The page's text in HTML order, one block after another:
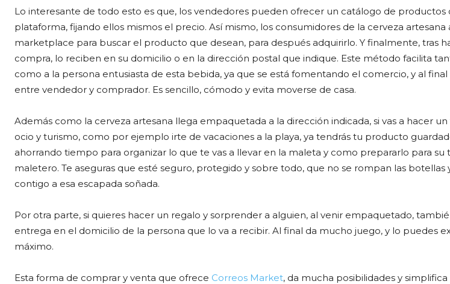
Lo interesante de todo esto es que, los vendedores pueden ofrecer un catálogo de productos
plataforma, fijando ellos mismos el precio. Así mismo, los consumidores de la cerveza artesana
marketplace para buscar el producto que desean, para después adquirirlo. Y finalmente, tras
compra, lo reciben en su domicilio o en la dirección postal que indique. Este método facilita
como a la persona entusiasta de esta bebida, ya que se está fomentando el comercio, y al
entre vendedor y comprador. Es sencillo, cómodo y evita moverse de casa.
Además como la cerveza artesana llega empaquetada a la dirección indicada, si vas a hacer
ocio y turismo, como por ejemplo irte de vacaciones a la playa, ya tendrás tu producto
ahorrando tiempo para organizar lo que te vas a llevar en la maleta y como prepararlo para su
maletero. Te aseguras que esté seguro, protegido y sobre todo, que no se rompan las botellas
contigo a esa escapada soñada.
Por otra parte, si quieres hacer un regalo y sorprender a alguien, al venir empaquetado,
entrega en el domicilio de la persona que lo va a recibir. Al final da mucho juego, y lo puedes
máximo.
Esta forma de comprar y venta que ofrece Correos Market, da mucha posibilidades y